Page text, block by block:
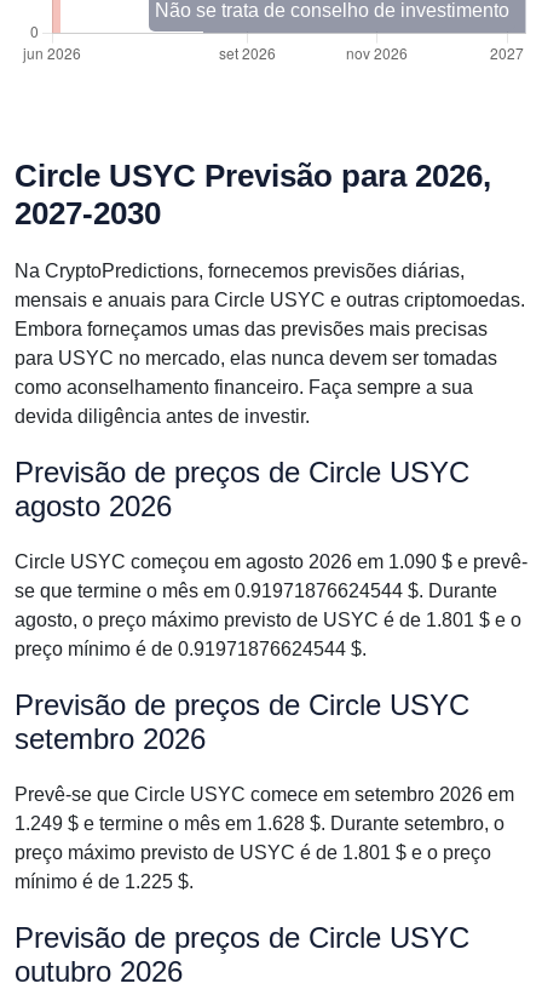
Não se trata de conselho de investimento
Circle USYC Previsão para 2026,
2027-2030
Na CryptoPredictions, fornecemos previsões diárias,
mensais e anuais para Circle USYC e outras criptomoedas.
Embora forneçamos umas das previsões mais precisas
para USYC no mercado, elas nunca devem ser tomadas
como aconselhamento financeiro. Faça sempre a sua
devida diligência antes de investir.
Previsão de preços de Circle USYC
agosto 2026
Circle USYC começou em agosto 2026 em 1.090 $ e prevê-
se que termine o mês em 0.91971876624544 $. Durante
agosto, o preço máximo previsto de USYC é de 1.801 $ e o
preço mínimo é de 0.91971876624544 $.
Previsão de preços de Circle USYC
setembro 2026
Prevê-se que Circle USYC comece em setembro 2026 em
1.249 $ e termine o mês em 1.628 $. Durante setembro, o
preço máximo previsto de USYC é de 1.801 $ e o preço
mínimo é de 1.225 $.
Previsão de preços de Circle USYC
outubro 2026